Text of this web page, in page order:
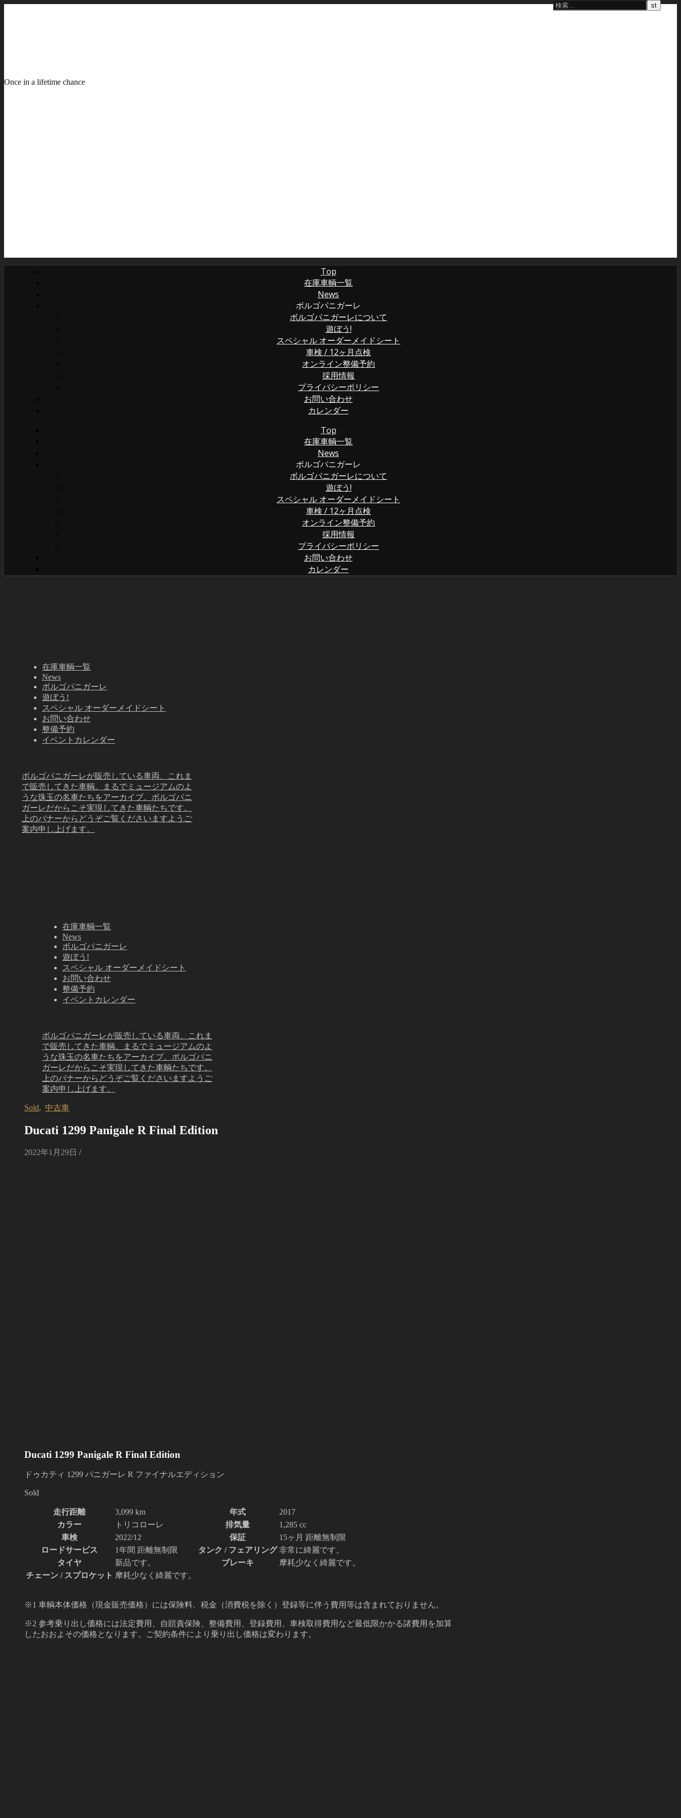
Once in a lifetime chance
Top
在庫車輌一覧
News
ボルゴパニガーレ
ボルゴパニガーレについて
遊ぼう!
スペシャル オーダーメイドシート
車検 / 12ヶ月点検
オンライン整備予約
採用情報
プライバシーポリシー
お問い合わせ
カレンダー
Top
在庫車輌一覧
News
ボルゴパニガーレ
ボルゴパニガーレについて
遊ぼう!
スペシャル オーダーメイドシート
車検 / 12ヶ月点検
オンライン整備予約
採用情報
プライバシーポリシー
お問い合わせ
カレンダー
在庫車輌一覧
News
ボルゴパニガーレ
遊ぼう!
スペシャル オーダーメイドシート
お問い合わせ
整備予約
イベントカレンダー
ボルゴパニガーレが販売している車両、これま
で販売してきた車輌。まるでミュージアムのよ
うな珠玉の名車たちをアーカイブ。ボルゴパニ
ガーレだからこそ実現してきた車輌たちです。
上のバナーからどうぞご覧くださいますようご
案内申し上げます。
在庫車輌一覧
News
ボルゴパニガーレ
遊ぼう!
スペシャル オーダーメイドシート
お問い合わせ
整備予約
イベントカレンダー
ボルゴパニガーレが販売している車両、これま
で販売してきた車輌。まるでミュージアムのよ
うな珠玉の名車たちをアーカイブ。ボルゴパニ
ガーレだからこそ実現してきた車輌たちです。
上のバナーからどうぞご覧くださいますようご
案内申し上げます。
Sold, 中古車
Ducati 1299 Panigale R Final Edition
2022年1月29日 /
Ducati 1299 Panigale R Final Edition
ドゥカティ 1299 パニガーレ R ファイナルエディション
Sold
走行距離 3,099 km 年式
2017
カラー
トリコローレ 排気量
1,285 cc
車検
2022/12 保証
15ヶ月 距離無制限
ロードサービス
1年間 距離無制限 タンク / フェアリング 非常に綺麗です。
タイヤ
新品です。 ブレーキ
摩耗少なく綺麗です。
チェーン / スプロケット 摩耗少なく綺麗です。
※1 車輌本体価格（現金販売価格）には保険料、税金（消費税を除く）登録等に伴う費用等は含まれておりません。
※2 参考乗り出し価格には法定費用、自賠責保険、整備費用、登録費用、車検取得費用など最低限かかる諸費用を加算
したおおよその価格となります。ご契約条件により乗り出し価格は変わります。